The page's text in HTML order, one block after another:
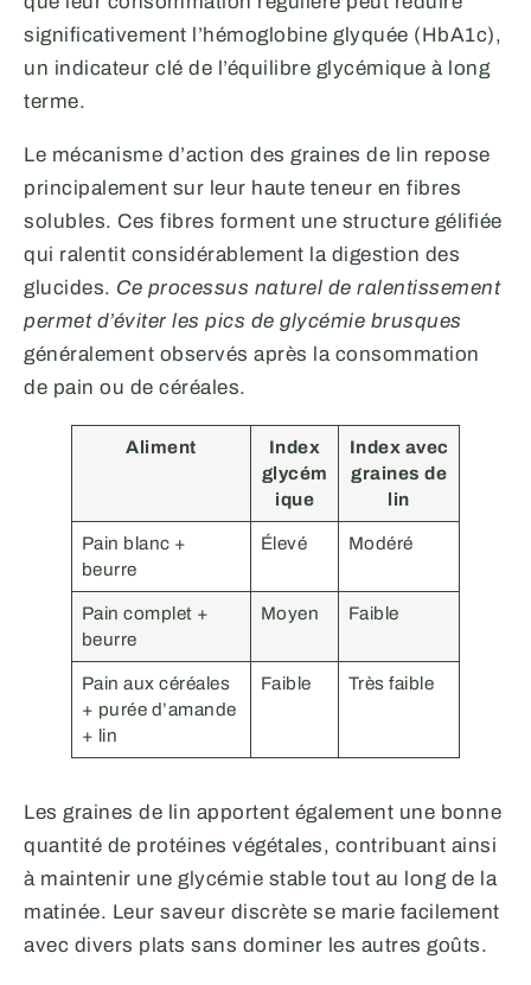
significativement l’hémoglobine glyquée (HbA1c),
un indicateur clé de l’équilibre glycémique à long
terme.
Le mécanisme d’action des graines de lin repose
principalement sur leur haute teneur en fibres
solubles. Ces fibres forment une structure gélifiée
qui ralentit considérablement la digestion des
glucides. Ce processus naturel de ralentissement
permet d’éviter les pics de glycémie brusques
généralement observés après la consommation
de pain ou de céréales.
Aliment
Index
glycém
ique
Index avec
graines de
lin
Pain blanc +
beurre
Élevé Modéré
Pain complet +
beurre
Moyen Faible
Pain aux céréales
+ purée d’amande
+ lin
Faible Très faible
Les graines de lin apportent également une bonne
quantité de protéines végétales, contribuant ainsi
à maintenir une glycémie stable tout au long de la
matinée. Leur saveur discrète se marie facilement
avec divers plats sans dominer les autres goûts.